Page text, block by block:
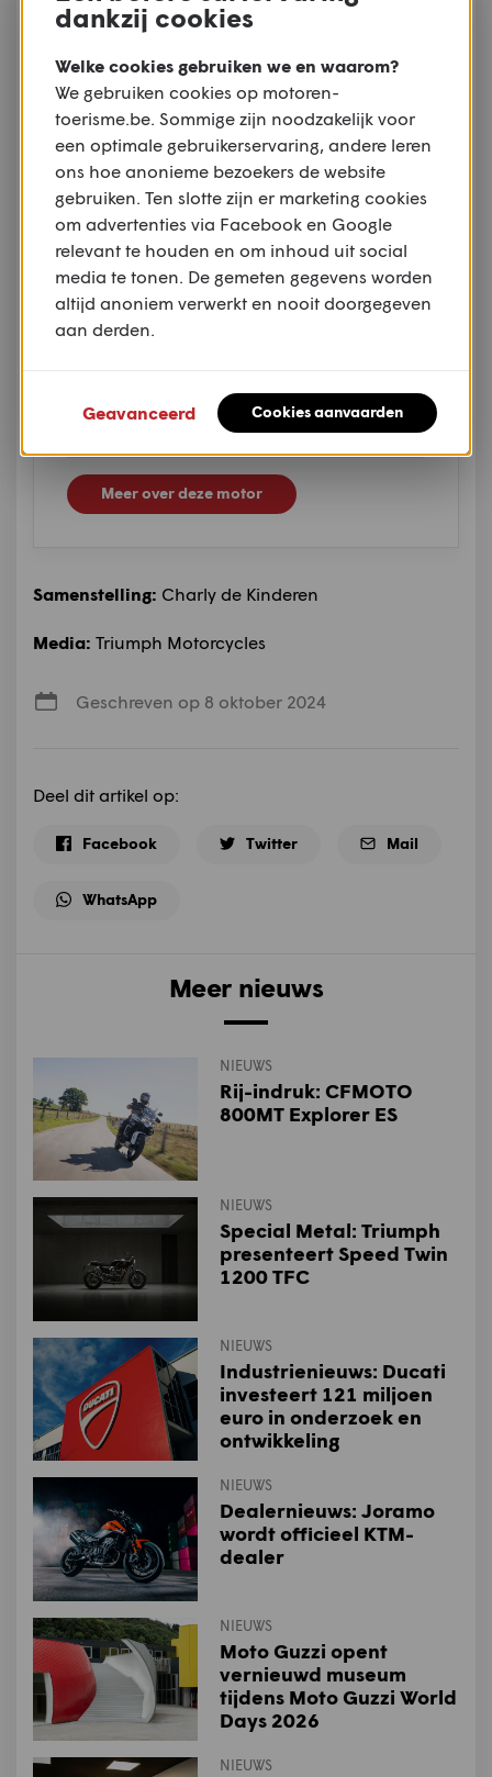
Triumph
Trident 660
MOTOR:VLOEISTOFGEKOELDE DRIECILINDER
RIJKLAAR GEWICHT:
190KG
Meer over deze motor
Samenstelling: Charly de Kinderen
Media: Triumph Motorcycles
Geschreven op 8 oktober 2024
Deel dit artikel op:
Facebook Twitter Mail
WhatsApp
Meer nieuws
NIEUWS
Rij-indruk: CFMOTO
800MT Explorer ES
NIEUWS
Special Metal: Triumph
presenteert Speed Twin
1200 TFC
NIEUWS
Industrienieuws: Ducati
investeert 121 miljoen
euro in onderzoek en
ontwikkeling
NIEUWS
Dealernieuws: Joramo
wordt officieel KTM-
dealer
NIEUWS
Moto Guzzi opent
vernieuwd museum
tijdens Moto Guzzi World
Days 2026
NIEUWS
dankzij cookies
Welke cookies gebruiken we en waarom?
We gebruiken cookies op motoren-
toerisme.be. Sommige zijn noodzakelijk voor
een optimale gebruikerservaring, andere leren
ons hoe anonieme bezoekers de website
gebruiken. Ten slotte zijn er marketing cookies
om advertenties via Facebook en Google
relevant te houden en om inhoud uit social
media te tonen. De gemeten gegevens worden
altijd anoniem verwerkt en nooit doorgegeven
aan derden.
Geavanceerd Cookies aanvaarden